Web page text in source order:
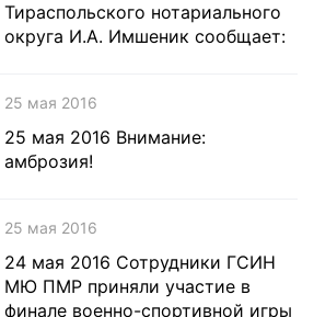
Тираспольского нотариального
округа И.А. Имшеник сообщает:
25 мая 2016
25 мая 2016 Внимание:
амброзия!
25 мая 2016
24 мая 2016 Сотрудники ГСИН
МЮ ПМР приняли участие в
финале военно-спортивной игры